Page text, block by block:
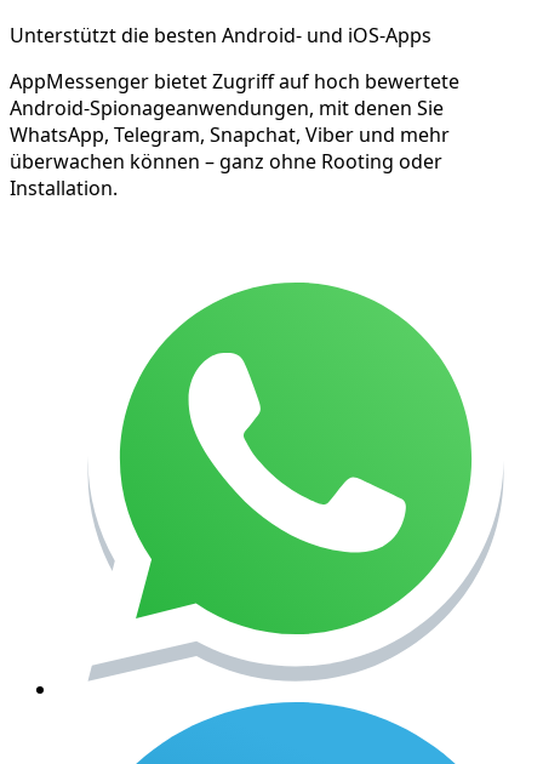
Unterstützt die besten Android- und iOS-Apps
AppMessenger bietet Zugriff auf hoch bewertete
Android-Spionageanwendungen, mit denen Sie
WhatsApp, Telegram, Snapchat, Viber und mehr
überwachen können – ganz ohne Rooting oder
Installation.